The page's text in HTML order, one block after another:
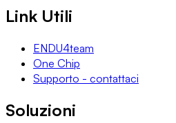
Link Utili
ENDU4team
One Chip
Supporto - contattaci
Soluzioni